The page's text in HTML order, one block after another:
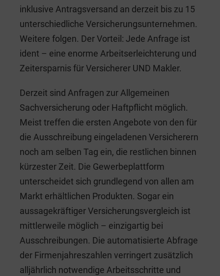
inklusive Antragsversand an derzeit bis zu 15
unterschiedliche Versicherungsunternehmen.
Weitere folgen. Der Vorteil: Jede Anfrage ist
ident – eine enorme Arbeitserleichterung und
Zeitersparnis für Versicherer UND Makler.
Derzeit sind Anfragen zur Allgemeinen
Sachversicherung oder Haftpflicht möglich.
Meist treffen die ersten Angebote von den für
die Ausschreibung eingeladenen Versicherern
noch am selben Tag ein, die restlichen binnen
kürzester Zeit. Die Gewerbeplattform
unterscheidet sich grundlegend von allen am
Markt erhältlichen Produkten. Sogar ein
aussagekräftiger Versicherungsvergleich ist
mittlerweile möglich – einzigartig bei
Ausschreibungen. Die automatisierte Abfrage
der Firmenjahreszahlen verringert zusätzlich
alljährlich notwendige Arbeitsschritte und